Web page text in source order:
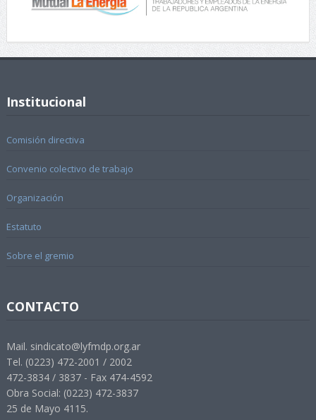
Institucional
Comisión directiva
Convenio colectivo de trabajo
Organización
Estatuto
Sobre el gremio
CONTACTO
Mail. sindicato@lyfmdp.org.ar
Tel. (0223) 472-2001 / 2002
472-3834 / 3837 - Fax 474-4592
Obra Social: (0223) 472-3837
25 de Mayo 4115.